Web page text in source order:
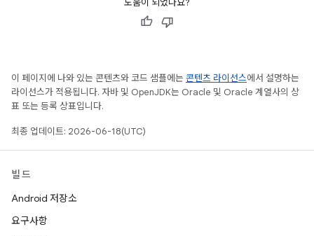
도움이 되었나요?
이 페이지에 나와 있는 콘텐츠와 코드 샘플에는 콘텐츠 라이선스에서 설명하는
라이선스가 적용됩니다. 자바 및 OpenJDK는 Oracle 및 Oracle 계열사의 상
표 또는 등록 상표입니다.
최종 업데이트: 2026-06-18(UTC)
빌드
Android 저장소
요구사항